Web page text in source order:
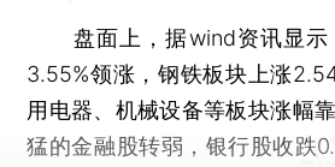
盘面上，据wind资讯显示
3.55%领涨，钢铁板块上涨
用电器、机械设备等板块涨幅
猛的金融股转弱，银行股收跌